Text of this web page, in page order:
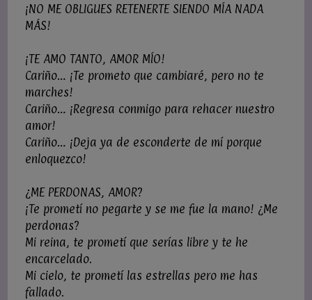
¡NO ME OBLIGUES RETENERTE SIENDO MÍA NADA
MÁS!
¡TE AMO TANTO, AMOR MÍO!
Cariño… ¡Te prometo que cambiaré, pero no te
marches!
Cariño… ¡Regresa conmigo para rehacer nuestro
amor!
Cariño… ¡Deja ya de esconderte de mí porque
enloquezco!
¿ME PERDONAS, AMOR?
¡Te prometí no pegarte y se me fue la mano! ¿Me
perdonas?
Mi reina, te prometí que serías libre y te he
encarcelado.
Mi cielo, te prometí las estrellas pero me has
fallado.